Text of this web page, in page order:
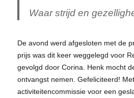
Waar strijd en
De avond werd afgesloten met de
prijs was dit keer weggelegd voor
gevolgd door Corina. Henk mocht
ontvangst nemen. Gefeliciteerd!
activiteitencommissie voor een